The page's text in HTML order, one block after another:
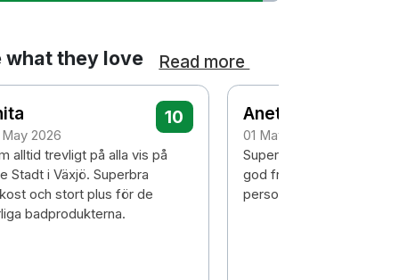
what they love Read more
2026
10
alltid trevligt på alla vis på
Stadt i Växjö. Superbra
och stort plus för de
badprodukterna.
Anette
01 May 2026
Supermysigt hotell med
god frukost och bra och
personal